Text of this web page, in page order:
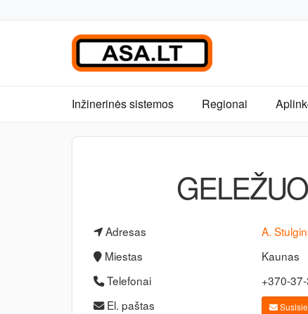
Inžinerinės sistemos Regionai
Adresas
A.
Miestas
Kaunas
Telefonai
+370-
El. paštas